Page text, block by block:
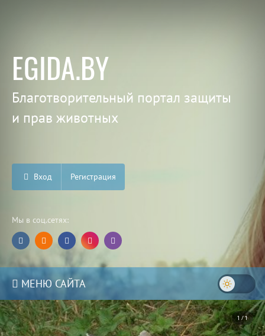
EGIDA.BY
Благотворительный портал защиты
и прав животных
Вход Регистрация
Мы в соц.сетях:
МЕНЮ САЙТА
1 / 1